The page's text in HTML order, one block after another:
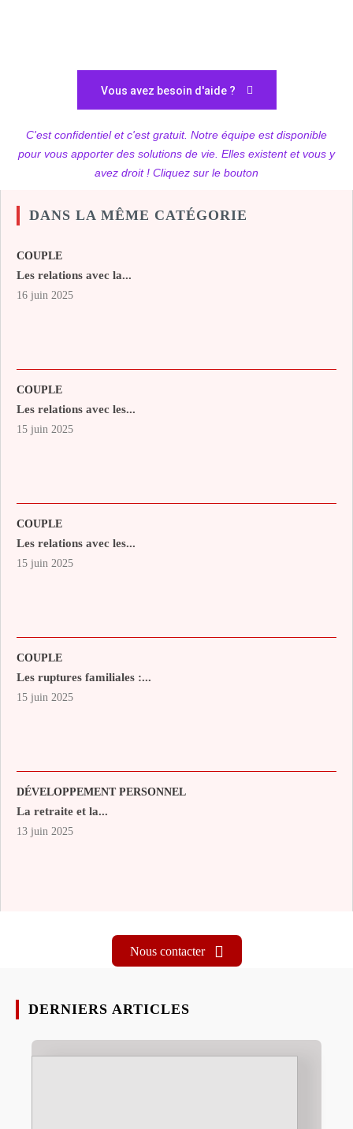
Vous avez besoin d'aide ?
C'est confidentiel et c'est gratuit. Notre équipe est disponible
pour vous apporter des solutions de vie. Elles existent et vous y
avez droit ! Cliquez sur le bouton
DANS LA MÊME CATÉGORIE
COUPLE
Les relations avec la...
16 juin 2025
COUPLE
Les relations avec les...
15 juin 2025
COUPLE
Les relations avec les...
15 juin 2025
COUPLE
Les ruptures familiales :...
15 juin 2025
DÉVELOPPEMENT PERSONNEL
La retraite et la...
13 juin 2025
Nous contacter
DERNIERS ARTICLES